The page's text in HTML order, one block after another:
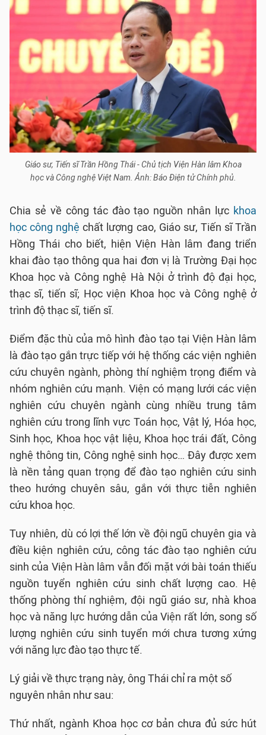
Giáo sư, Tiến sĩ Trần Hồng Thái - Chủ tịch Viện Hàn lâm Khoa
học và Công nghệ Việt Nam. Ảnh: Báo Điện tử Chính phủ.
Chia sẻ về công tác đào tạo nguồn nhân lực khoa
học công nghệchất lượng cao, Giáo sư, Tiến sĩ Trần
Hồng Thái cho biết, hiện Viện Hàn lâm đang triển
khai đào tạo thông qua hai đơn vị là Trường Đại học
Khoa học và Công nghệ Hà Nội ở trình độ đại học,
thạc sĩ, tiến sĩ; Học viện Khoa học và Công nghệ ở
trình độ thạc sĩ, tiến sĩ.
Điểm đặc thù của mô hình đào tạo tại Viện Hàn lâm
là đào tạo gắn trực tiếp với hệ thống các viện nghiên
cứu chuyên ngành, phòng thí nghiệm trọng điểm và
nhóm nghiên cứu mạnh. Viện có mạng lưới các viện
nghiên cứu chuyên ngành cùng nhiều trung tâm
nghiên cứu trong lĩnh vực Toán học, Vật lý, Hóa học,
Sinh học, Khoa học vật liệu, Khoa học trái đất, Công
nghệ thông tin, Công nghệ sinh học… Đây được xem
là nền tảng quan trọng để đào tạo nghiên cứu sinh
theo hướng chuyên sâu, gắn với thực tiễn nghiên
cứu khoa học.
Tuy nhiên, dù có lợi thế lớn về đội ngũ chuyên gia và
điều kiện nghiên cứu, công tác đào tạo nghiên cứu
sinh của Viện Hàn lâm vẫn đối mặt với bài toán thiếu
nguồn tuyển nghiên cứu sinh chất lượng cao. Hệ
thống phòng thí nghiệm, đội ngũ giáo sư, nhà khoa
học và năng lực hướng dẫn của Viện rất lớn, song số
lượng nghiên cứu sinh tuyển mới chưa tương xứng
với năng lực đào tạo thực tế.
Lý giải về thực trạng này, ông Thái chỉ ra một số
nguyên nhân như sau:
Thứ nhất, ngành Khoa học cơ bản chưa đủ sức hút